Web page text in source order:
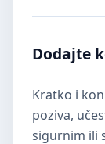
Dodajte
Kratko i
poziva,
sigurnim ili